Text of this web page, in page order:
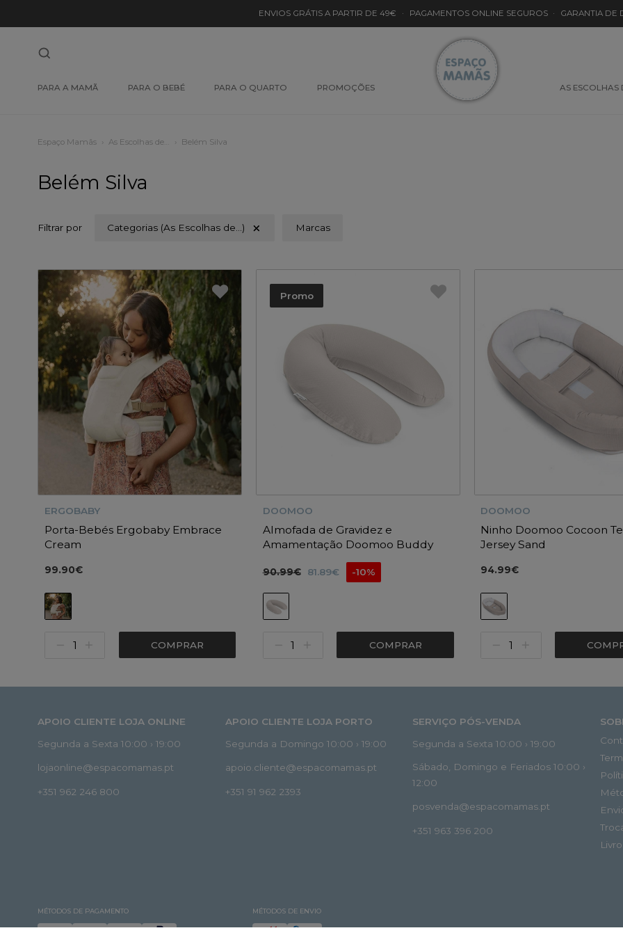
ENVIOS GRÁTIS A PARTIR DE 49€ · PAGAMENTOS ONLINE SEGUROS · GARANTIA DE
PARA A MAMÃ PARA O BEBÉ PARA O QUARTO PROMOÇÕES AS ESCOLHAS
Espaço Mamãs As Escolhas de… Belém Silva
Belém Silva
Filtrar por Categorias (As Escolhas de…) Marcas
ERGOBABY
Porta-Bebés Ergobaby Embrace
Cream
99.90€
COMPRAR
Promo
DOOMOO
Almofada de Gravidez e
Amamentação Doomoo Buddy
90.99€ 81.89€ -10%
COMPRAR
DOOMOO
Ninho Doomoo Cocoon
Jersey Sand
94.99€
APOIO CLIENTE LOJA ONLINE
Segunda a Sexta 10:00 › 19:00
lojaonline@espacomamas.pt
+351 962 246 800
APOIO CLIENTE LOJA PORTO
Segunda a Domingo 10:00 › 19:00
apoio.cliente@espacomamas.pt
+351 91 962 2393
SERVIÇO PÓS-VENDA
Segunda a Sexta 10:00 › 19:00
Sábado, Domingo e Feriados 10:00 ›
12:00
posvenda@espacomamas.pt
+351 963 396 200
MÉTODOS DE PAGAMENTO MÉTODOS DE ENVIO